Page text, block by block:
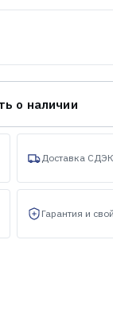
о наличии
Доставка
Гарантия и